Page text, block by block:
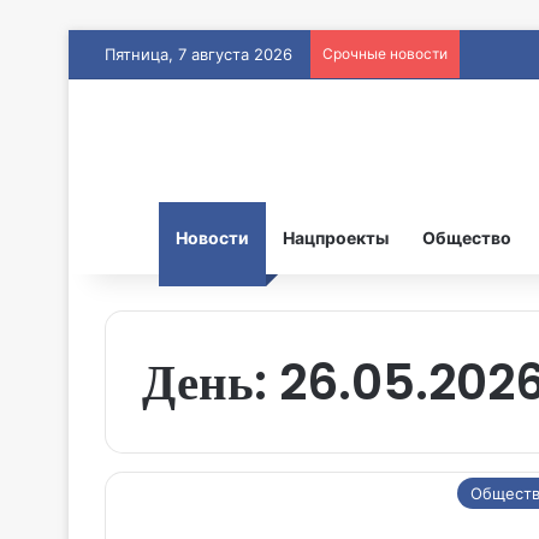
Пятница, 7 августа 2026 Срочные новости
Новости Нацпроекты Общество
День: